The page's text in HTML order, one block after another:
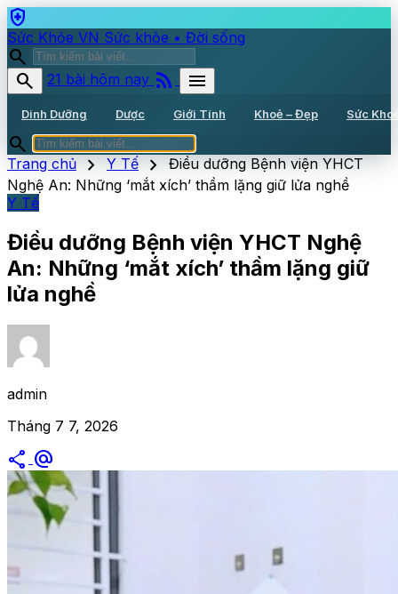
health_and_safety
Sức Khỏe VN Sức khỏe • Đời sống
search
search
21 bài hôm nay rss_feed menu
Dinh Dưỡng Dược Giới Tính Khoẻ – Đẹp Sức
search
Trang chủ chevron_right Y Tế chevron_right Điều dưỡng Bệnh viện YHCT
Nghệ An: Những ‘mắt xích’ thầm lặng giữ lửa nghề
Y Tế
Điều dưỡng Bệnh viện YHCT Nghệ
An: Những ‘mắt xích’ thầm lặng giữ
lửa nghề
admin
Tháng 7 7, 2026
share alternate_email